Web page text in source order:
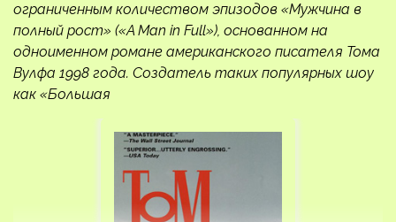
ограниченным количеством эпизодов «Мужчина в
полный рост» («A Man in Full»), основанном на
одноименном романе американского писателя Тома
Вулфа 1998 года. Создатель таких популярных шоу
как «Большая